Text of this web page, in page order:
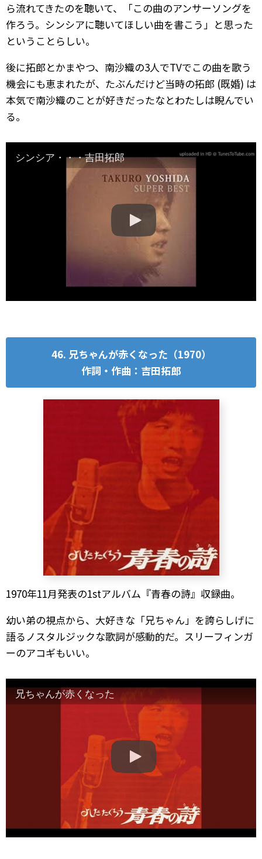
ら流れてきたのを聴いて、「この曲のアンサーソングを
作ろう。シンシアに聴いてほしい曲を書こう」と思った
ということらしい。
後に拓郎とかまやつ、南沙織の3人でTVでこの曲を歌う
機会にも恵まれたが、たぶんだけど当時の拓郎 (既婚) は
本気で南沙織のことが好きだったなとわたしは睨んでい
る。
シンシア・・・吉田拓郎
46. 兄ちゃんが赤くなった（1970）
作詞・作曲：吉田拓郎
1970年11月発表の1stアルバム『青春の詩』収録曲。
幼い弟の視点から、大好きな「兄ちゃん」を誇らしげに
語るノスタルジックな歌詞が感動的だ。スリーフィンガ
ーのアコギもいい。
兄ちゃんが赤くなった